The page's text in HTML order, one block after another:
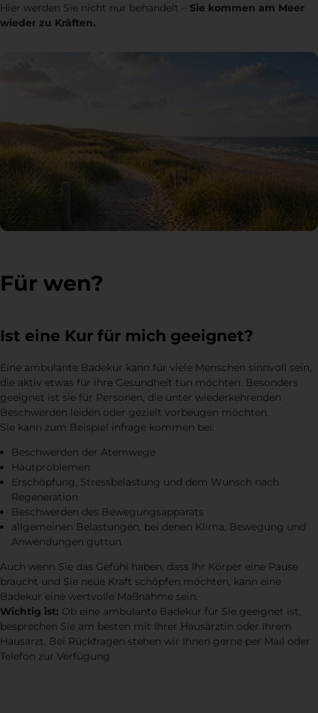
Hier werden Sie nicht nur behandelt – Sie kommen am Meer
wieder zu Kräften.
Für wen?
Ist eine Kur für mich geeignet?
Eine ambulante Badekur kann für viele Menschen sinnvoll sein,
die aktiv etwas für ihre Gesundheit tun möchten. Besonders
geeignet ist sie für Personen, die unter wiederkehrenden
Beschwerden leiden oder gezielt vorbeugen möchten.
Sie kann zum Beispiel infrage kommen bei:
Beschwerden der Atemwege
Hautproblemen
Erschöpfung, Stressbelastung und dem Wunsch nach
Regeneration
Beschwerden des Bewegungsapparats
allgemeinen Belastungen, bei denen Klima, Bewegung und
Anwendungen guttun
Auch wenn Sie das Gefühl haben, dass Ihr Körper eine Pause
braucht und Sie neue Kraft schöpfen möchten, kann eine
Badekur eine wertvolle Maßnahme sein.
Wichtig ist: Ob eine ambulante Badekur für Sie geeignet ist,
besprechen Sie am besten mit Ihrer Hausärztin oder Ihrem
Hausarzt. Bei Rückfragen stehen wir Ihnen gerne per Mail oder
Telefon zur Verfügung